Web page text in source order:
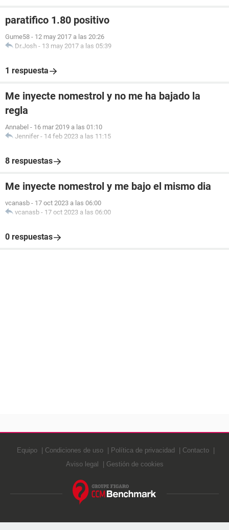
paratifico 1.80 positivo
Gume58 - 12 may 2017 a las 20:26
Dr.Josh - 13 may 2017 a las 05:39
1 respuesta
Me inyecte nomestrol y no me ha bajado la
regla
Annabel - 16 mar 2019 a las 01:10
Jennifer - 14 feb 2023 a las 11:15
8 respuestas
Me inyecte nomestrol y me bajo el mismo dia
vcanasb - 17 oct 2023 a las 06:00
vcanasb - 17 oct 2023 a las 06:00
0 respuestas
Equipo Condiciones de uso Política de privacidad
Contacto
Aviso legal
Gestión de cookies